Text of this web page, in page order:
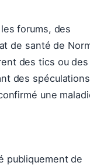
forums, des
de santé de
des tics ou des
des
une
publiquement de